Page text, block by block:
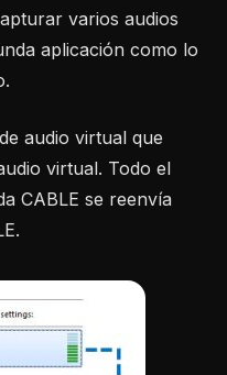
varios audios
aplicación como lo
audio virtual que
virtual. Todo el
CABLE se reenvía